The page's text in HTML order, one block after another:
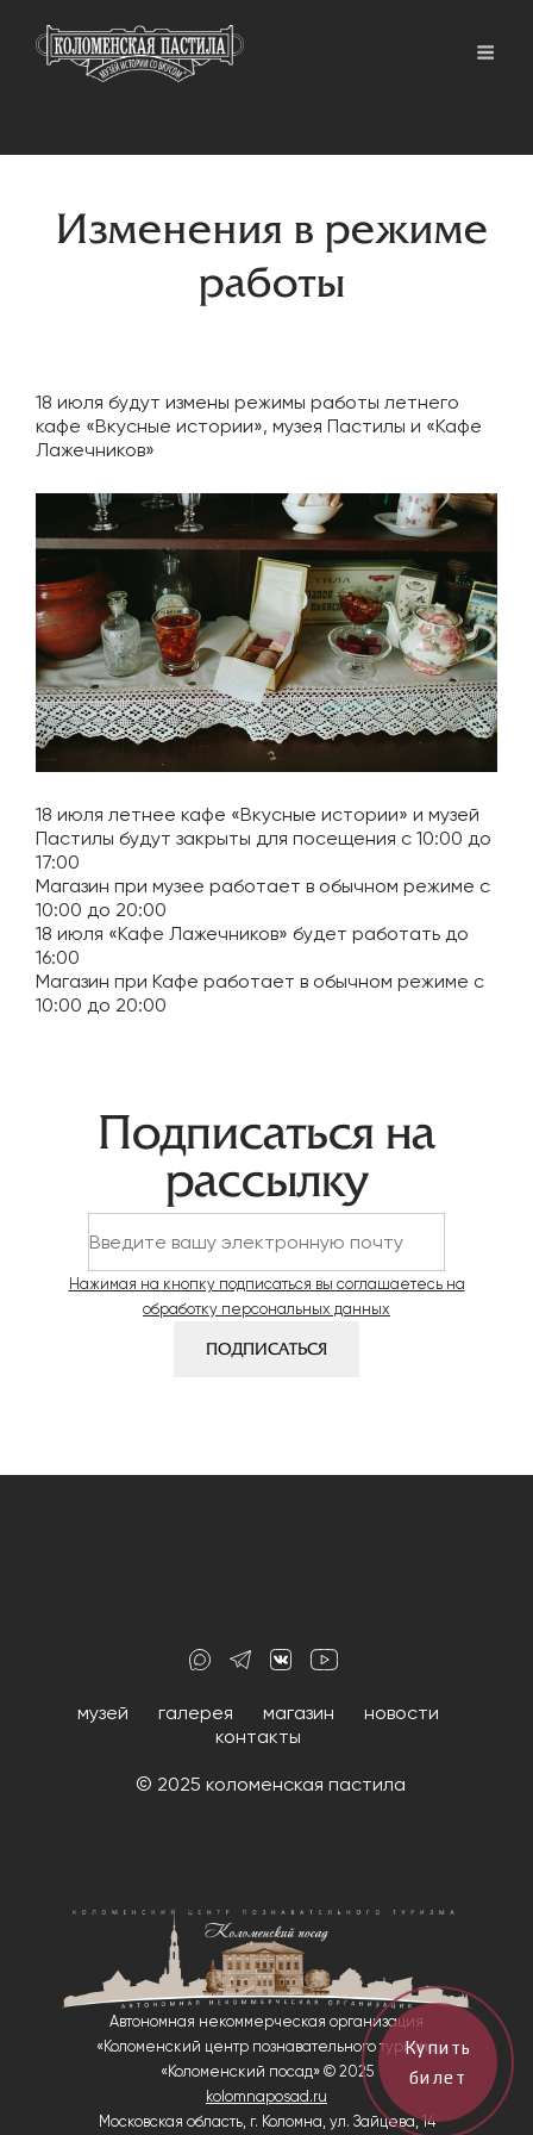
Изменения в режиме
работы
18 июля будут измены режимы работы летнего
кафе «Вкусные истории», музея Пастилы и «Кафе
Лажечников»
18 июля летнее кафе «Вкусные истории» и музей
Пастилы будут закрыты для посещения с 10:00 до
17:00
Магазин при музее работает в обычном режиме с
10:00 до 20:00
18 июля «Кафе Лажечников» будет работать до
16:00
Магазин при Кафе работает в обычном режиме с
10:00 до 20:00
Навигация
записям
Подписаться на
рассылку
Нажимая на кнопку подписаться вы соглашаетесь на
обработку персональных данных
ПОДПИСАТЬСЯ
музей галерея магазин
новости
контакты
© 2025 коломенская пастила
Автономная некоммерческая организация
«Коломенский центр познавательного туризма
«Коломенский посад» © 2025
kolomnaposad.ru
Московская область, г. Коломна, ул. Зайцева, 14
Купить
билет